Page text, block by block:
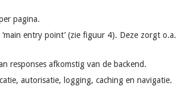
pagina.
entry point’ (zie figuur 4). Deze zorgt o.a.
responses afkomstig van de backend.
autorisatie, logging, caching en navigatie.